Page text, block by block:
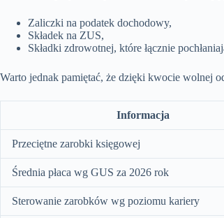
Zaliczki na podatek dochodowy,
Składek na ZUS,
Składki zdrowotnej, które łącznie
Warto jednak pamiętać, że dzięki kwocie wolnej
Informacja
Przeciętne zarobki księgowej
Średnia płaca wg GUS za 2026 rok
Sterowanie zarobków wg poziomu kariery